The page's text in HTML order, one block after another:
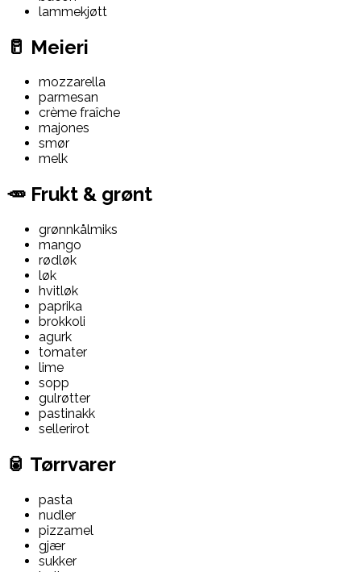
lammekjøtt
🥛 Meieri
mozzarella
parmesan
crème fraîche
majones
smør
melk
🥕 Frukt & grønt
grønnkålmiks
mango
rødløk
løk
hvitløk
paprika
brokkoli
agurk
tomater
lime
sopp
gulrøtter
pastinakk
sellerirot
🥫 Tørrvarer
pasta
nudler
pizzamel
gjær
sukker